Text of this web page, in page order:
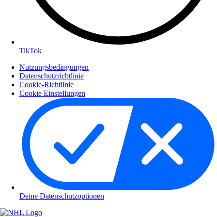
TikTok
Nutzungsbedingungen
Datenschutzrichtlinie
Cookie-Richtlinie
Cookie Einstellungen
Deine Datenschutzoptionen